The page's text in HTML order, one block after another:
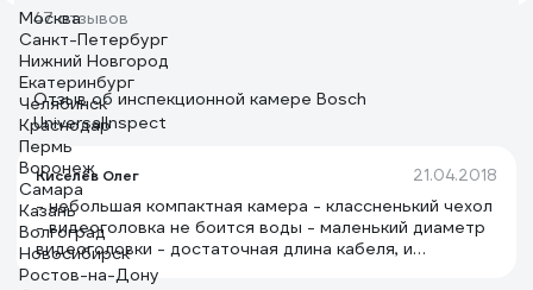
на 360 град - получил полную картину. Переключил за
3-5 сек на центральную камеру - увидел что впереди
... просто песня !!! Зарядка от стандартного БП к
смартфону через разъем USB Type-C.
47 отзывов
Отзыв об инспекционной камере Bosch
UniversalInspect
Киселёв Олег 21.04.2018
- небольшая компактная камера - классненький чехол
- видеоголовка не боится воды - маленький диаметр
видеоголовки - достаточная длина кабеля, и
отсоединять его не надо, укладывается вокруг
Москва
Санкт-Петербург
Нижний Новгород
Екатеринбург
Челябинск
Краснодар
Пермь
Воронеж
Самара
Казань
Волгоград
Новосибирск
Ростов-на-Дону